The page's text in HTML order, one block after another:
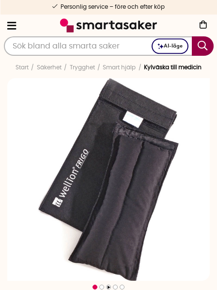
AI-läge
Personlig service – före och efter köp
Start Säkerhet Trygghet Smart hjälp Kylväska till medicin